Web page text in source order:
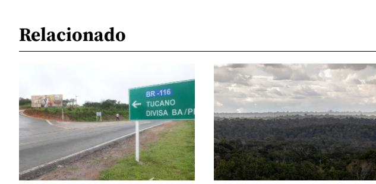
Relacionado